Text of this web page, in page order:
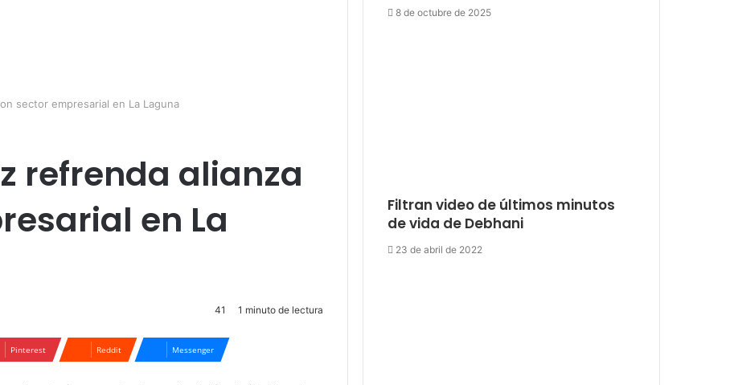
sector empresarial en La Laguna
refrenda alianza
en La
41 1 minuto de lectura
Pinterest Reddit Messenger
8 de octubre de 2025
Filtran video de últimos minutos
de vida de Debhani
23 de abril de 2022